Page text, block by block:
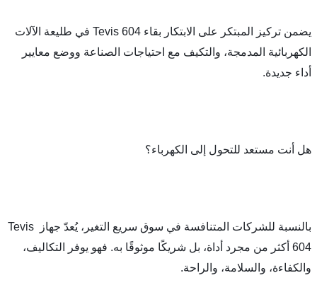
يضمن تركيز المبتكر على الابتكار بقاء Tevis 604 في طليعة الآلات
الكهربائية المدمجة، والتكيف مع احتياجات الصناعة ووضع معايير
للتحول إلى الكهرباء؟
بالنسبة للشركات المتنافسة في سوق سريع التغير، يُعدّ جهاز Tevis
والسلامة، والراحة.